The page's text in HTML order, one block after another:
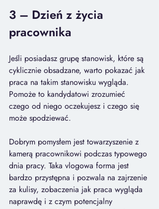
3 – Dzień z życia
pracownika
Jeśli posiadasz grupę stanowisk, które są
cyklicznie obsadzane, warto pokazać jak
praca na takim stanowisku wygląda.
Pomoże to kandydatowi zrozumieć
czego od niego oczekujesz i czego się
może spodziewać.
Dobrym pomysłem jest towarzyszenie z
kamerą pracownikowi podczas typowego
dnia pracy. Taka vlogowa forma jest
bardzo przystępna i pozwala na zajrzenie
za kulisy, zobaczenia jak praca wygląda
naprawdę i z czym potencjalny